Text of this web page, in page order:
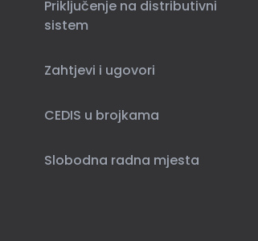
Priključenje na distributivni
sistem
Zahtjevi i ugovori
CEDIS u brojkama
Slobodna radna mjesta